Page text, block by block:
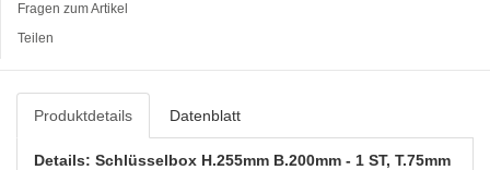
Fragen zum Artikel
Teilen
Produktdetails Datenblatt
Details: Schlüsselbox H.255mm B.200mm - 1 ST, T.75mm